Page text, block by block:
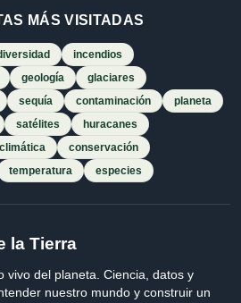
MÁS VISITADAS
incendios
geología
glaciares
sequía contaminación
planeta
satélites
huracanes
conservación
temperatura especies
la Tierra
vivo del planeta. Ciencia, datos y
nuestro mundo y construir un